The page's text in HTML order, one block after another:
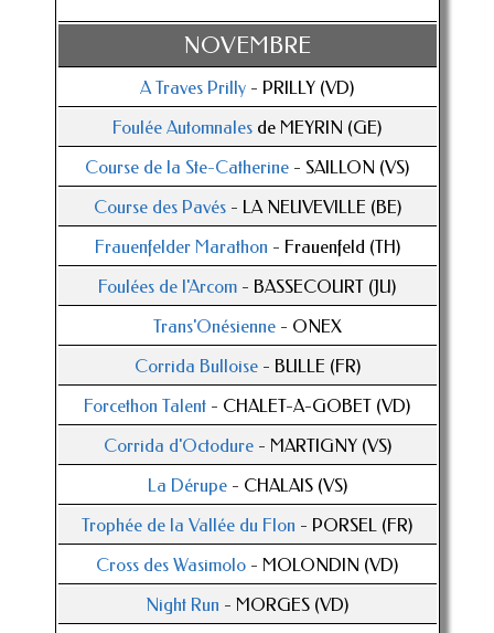
NOVEMBRE
A Traves Prilly - PRILLY (VD)
Foulée Automnales de MEYRIN (GE)
Course de la Ste-Catherine - SAILLON (VS)
Course des Pavés- LA NEUVEVILLE (BE)
Frauenfelder Marathon - Frauenfeld (TH)
Foulées de l'Arcom - BASSECOURT (JU)
Trans'Onésienne- ONEX
Corrida Bulloise- BULLE (FR)
Forcethon Talent - CHALET-A-GOBET (VD)
Corrida d'Octodure- MARTIGNY (VS)
La Dérupe- CHALAIS (VS)
Trophée de la Vallée du Flon - PORSEL (FR)
Cross des Wasimolo - MOLONDIN (VD)
Night Run - MORGES (VD)